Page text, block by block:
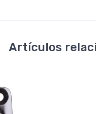
Artículos